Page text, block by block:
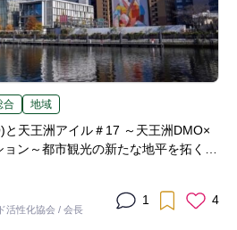
合 地域
天王洲アイル＃17 ～天王洲DMO×
ン～都市観光の新たな地平を拓く挑
活性化協会 / 会長
1 4